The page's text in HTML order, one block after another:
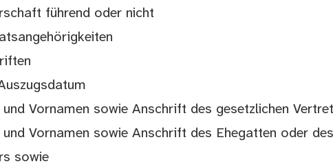
führend oder nicht
und Vornamen sowie Anschrift des gesetzlichen
und Vornamen sowie Anschrift des Ehegatten oder des
sowie